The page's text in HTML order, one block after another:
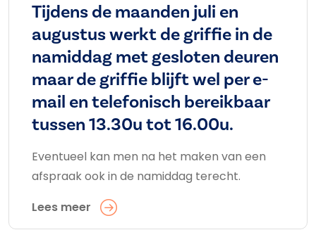
Tijdens de maanden juli en
augustus werkt de griffie in de
namiddag met gesloten deuren
maar de griffie blijft wel per e-
mail en telefonisch bereikbaar
tussen 13.30u tot 16.00u.
Eventueel kan men na het maken van een
afspraak ook in de namiddag terecht.
Lees meer